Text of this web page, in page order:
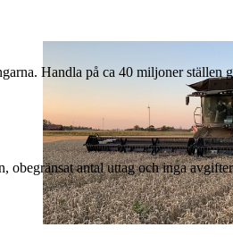
Handla på ca 40 miljoner
obegränsat antal uttag och inga